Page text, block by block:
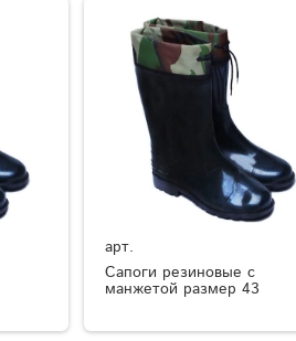
арт.
Сапоги резиновые с
манжетой размер 43